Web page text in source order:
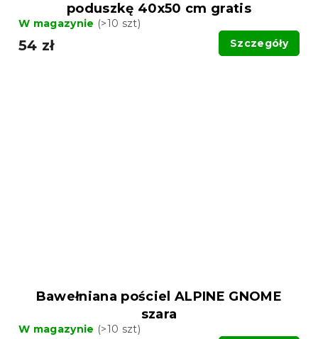
poduszkę 40x50 cm gratis
W magazynie (>10 szt)
54 zł Szczegóły
Bawełniana pościel ALPINE GNOME
szara
W magazynie (>10 szt)